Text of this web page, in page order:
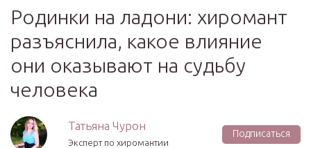
Родинки на ладони: хиромант
разъяснила, какое влияние
они оказывают на судьбу
человека
Татьяна Чурон
Эксперт по хиромантии
Подписаться